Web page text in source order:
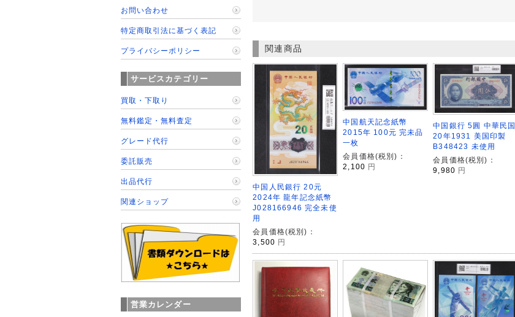
関連商品
中国人民銀行 20元
2024年 龍年記念紙幣
J028166946 完全未使
用
会員価格(税別)：
3,500 円
中国航天記念紙幣
2015年 100元 完未品
一枚
会員価格(税別)：
2,100 円
中国銀行 5圓 中華民国
20年1931 美国印製
B348423 未使用
会員価格(税別)：
9,980 円
お問い合わせ
特定商取引法に基づく表記
プライバシーポリシー
サービスカテゴリー
買取・下取り
無料鑑定・無料査定
グレード代行
委託販売
出品代行
関連ショップ
営業カレンダー